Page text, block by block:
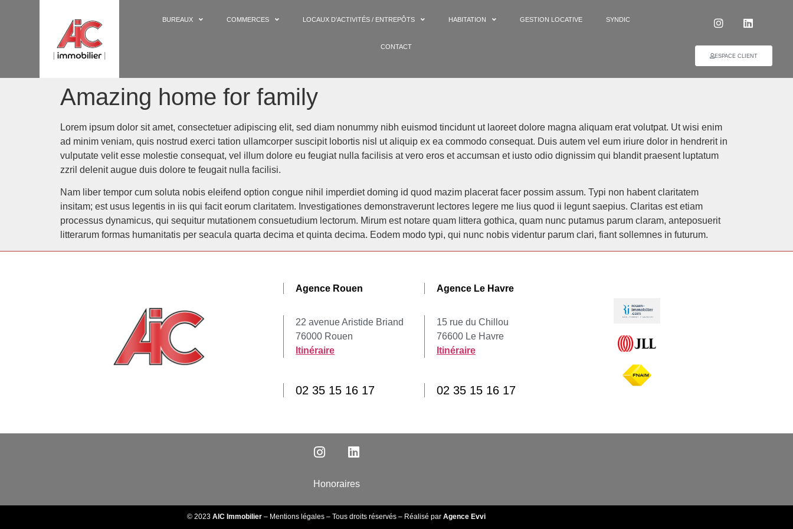
BUREAUX COMMERCES LOCAUX D’ACTIVITÉS / ENTREPÔTS HABITATION GESTION LOCATIVE SYNDIC
CONTACT
ESPACE CLIENT
Amazing home for family
Lorem ipsum dolor sit amet, consectetuer adipiscing elit, sed diam nonummy nibh euismod tincidunt ut laoreet dolore magna aliquam erat volutpat. Ut wisi enim
ad minim veniam, quis nostrud exerci tation ullamcorper suscipit lobortis nisl ut aliquip ex ea commodo consequat. Duis autem vel eum iriure dolor in hendrerit in
vulputate velit esse molestie consequat, vel illum dolore eu feugiat nulla facilisis at vero eros et accumsan et iusto odio dignissim qui blandit praesent luptatum
zzril delenit augue duis dolore te feugait nulla facilisi.
Nam liber tempor cum soluta nobis eleifend option congue nihil imperdiet doming id quod mazim placerat facer possim assum. Typi non habent claritatem
insitam; est usus legentis in iis qui facit eorum claritatem. Investigationes demonstraverunt lectores legere me lius quod ii legunt saepius. Claritas est etiam
processus dynamicus, qui sequitur mutationem consuetudium lectorum. Mirum est notare quam littera gothica, quam nunc putamus parum claram, anteposuerit
litterarum formas humanitatis per seacula quarta decima et quinta decima. Eodem modo typi, qui nunc nobis videntur parum clari, fiant sollemnes in futurum.
Agence Rouen
22 avenue Aristide Briand
76000 Rouen
Itinéraire
02 35 15 16 17
Agence Le Havre
15 rue du Chillou
76600 Le Havre
Itinéraire
02 35 15 16 17
Honoraires
© 2023 AIC Immobilier – Mentions légales – Tous droits réservés – Réalisé par Agence Evvi